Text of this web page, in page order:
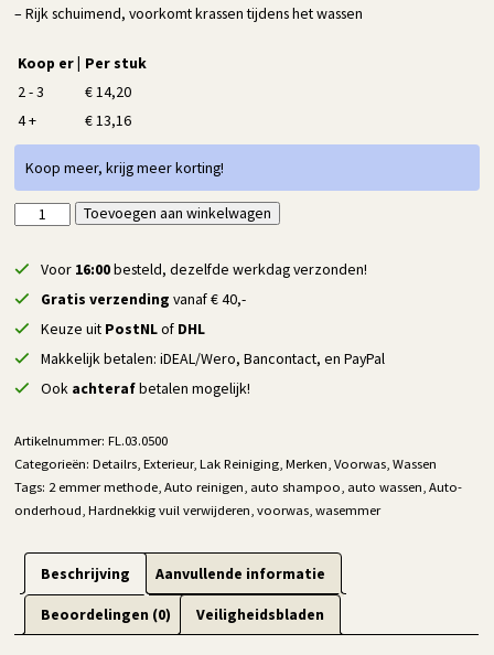
– Rijk schuimend, voorkomt krassen tijdens het wassen
Koop er | Per stuk
2 - 3
€14,20
4 +
€13,16
Koop meer, krijg meer korting!
Detailrs
Shampoo
500
ml
aantal
Toevoegen aan winkelwagen
Voor 16:00besteld, dezelfde werkdag verzonden!
Gratis verzending vanaf € 40,-
Keuze uit PostNLof DHL
Makkelijk betalen: iDEAL/Wero, Bancontact, en PayPal
Ook achterafbetalen mogelijk!
Artikelnummer:FL.03.0500
Categorieën:Detailrs,Exterieur,Lak Reiniging,Merken,Voorwas,Wassen
Tags: 2 emmer methode,Auto reinigen, auto shampoo, auto wassen,Auto-
onderhoud,Hardnekkig vuil verwijderen,voorwas,wasemmer
Beschrijving Aanvullende informatie
Beoordelingen (0) Veiligheidsbladen